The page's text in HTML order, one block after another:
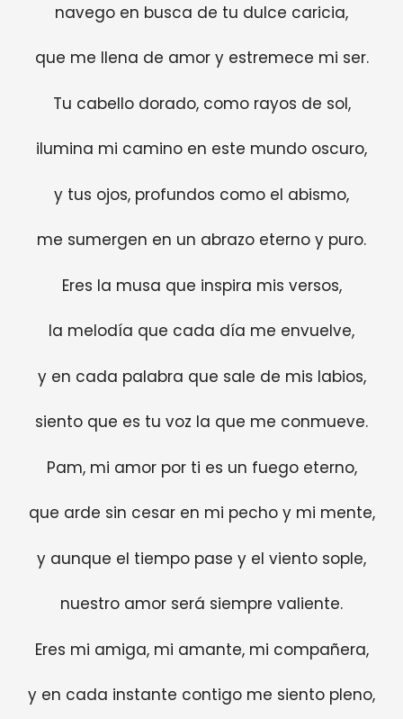
navego en busca de tu dulce caricia,
que me llena de amor y estremece mi ser.
Tu cabello dorado, como rayos de sol,
ilumina mi camino en este mundo oscuro,
y tus ojos, profundos como el abismo,
me sumergen en un abrazo eterno y puro.
Eres la musa que inspira mis versos,
la melodía que cada día me envuelve,
y en cada palabra que sale de mis labios,
siento que es tu voz la que me conmueve.
Pam, mi amor por ti es un fuego eterno,
que arde sin cesar en mi pecho y mi mente,
y aunque el tiempo pase y el viento sople,
nuestro amor será siempre valiente.
Eres mi amiga, mi amante, mi compañera,
y en cada instante contigo me siento pleno,